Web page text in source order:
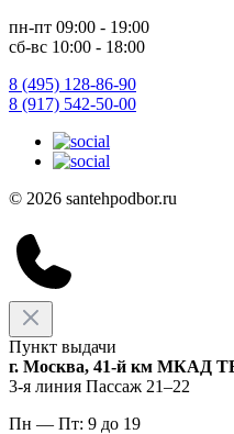
пн-пт 09:00 - 19:00
сб-вс 10:00 - 18:00
8 (495) 128-86-90
8 (917) 542-50-00
© 2026 santehpodbor.ru
Пункт выдачи
г. Москва, 41-й км МКАД
3-я линия Пассаж 21–22
Пн — Пт: 9 до 19